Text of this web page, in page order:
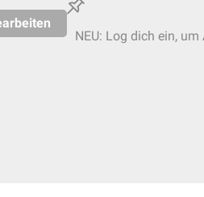
NEU: Log dich ein,